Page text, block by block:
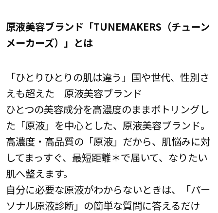
原液美容ブランド「TUNEMAKERS（チューン
メーカーズ）」とは
「ひとりひとりの肌は違う」国や世代、性別さ
えも超えた 原液美容ブランド
ひとつの美容成分を高濃度のままボトリングし
た「原液」を中心とした、原液美容ブランド。
高濃度・高品質の「原液」だから、肌悩みに対
してまっすぐ、最短距離＊で届いて、なりたい
肌へ整えます。
自分に必要な原液がわからないときは、「パー
ソナル原液診断」の簡単な質問に答えるだけ